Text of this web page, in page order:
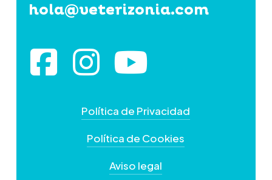
hola@veterizonia.com
Política de Privacidad
Política de Cookies
Aviso legal